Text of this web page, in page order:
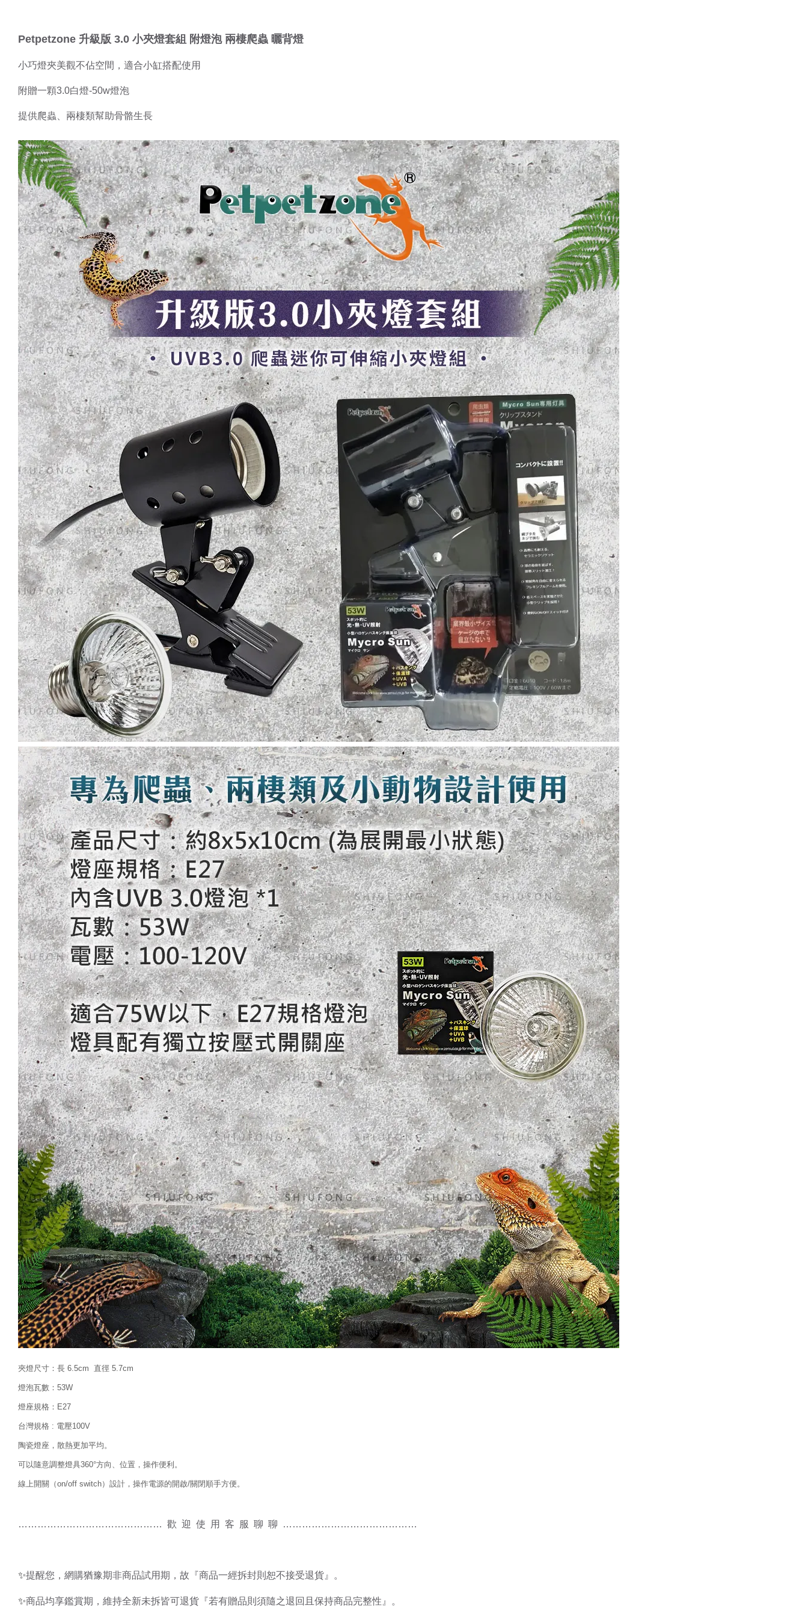
Petpetzone 升級版 3.0 小夾燈套組 附燈泡 兩棲爬蟲 曬背燈
小巧燈夾美觀不佔空間，適合小缸搭配使用
附贈一顆3.0白燈-50w燈泡
提供爬蟲、兩棲類幫助骨骼生長
夾燈尺寸：長 6.5cm 直徑 5.7cm
燈泡瓦數：53W
燈座規格：E27
台灣規格 : 電壓100V
陶瓷燈座，散熱更加平均。
可以隨意調整燈具360°方向、位置，操作便利。
線上開關（on/off switch）設計，操作電源的開啟/關閉順手方便。
……………………………………… 歡 迎 使 用 客 服 聊 聊 ……………………………………
✨提醒您，網購猶豫期非商品試用期，故『商品一經拆封則恕不接受退貨』。
✨商品均享鑑賞期，維持全新未拆皆可退貨『若有贈品則須隨之退回且保持商品完整性』。